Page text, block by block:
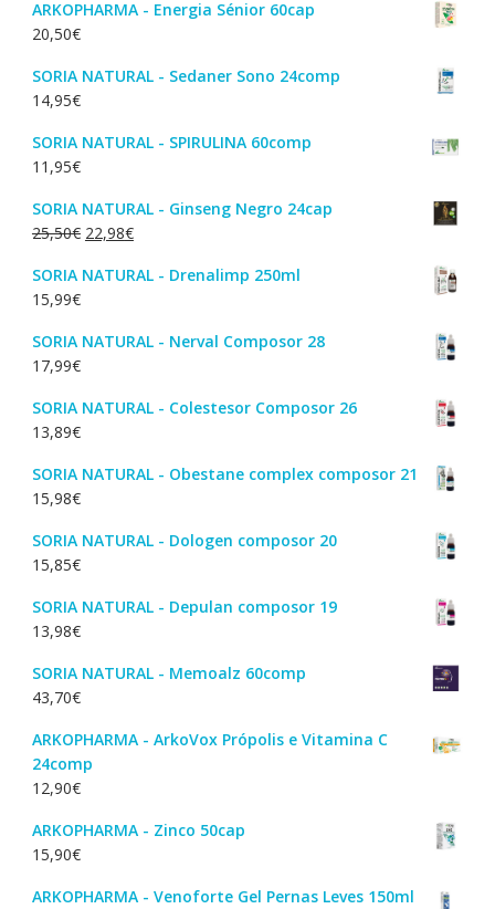
ARKOPHARMA - Energia Sénior 60cap
20,50€
SORIA NATURAL - Sedaner Sono 24comp
14,95€
SORIA NATURAL - SPIRULINA 60comp
11,95€
SORIA NATURAL - Ginseng Negro 24cap
25,50€ O
original
22,98€O
atual
SORIA NATURAL - Drenalimp 250ml
15,99€
SORIA NATURAL - Nerval Composor 28
17,99€
SORIA NATURAL - Colestesor Composor 26
13,89€
SORIA NATURAL - Obestane complex composor 21
15,98€
SORIA NATURAL - Dologen composor 20
15,85€
SORIA NATURAL - Depulan composor 19
13,98€
SORIA NATURAL - Memoalz 60comp
43,70€
ARKOPHARMA - ArkoVox Própolis e Vitamina C
24comp
12,90€
ARKOPHARMA - Zinco 50cap
15,90€
ARKOPHARMA - Venoforte Gel Pernas Leves 150ml